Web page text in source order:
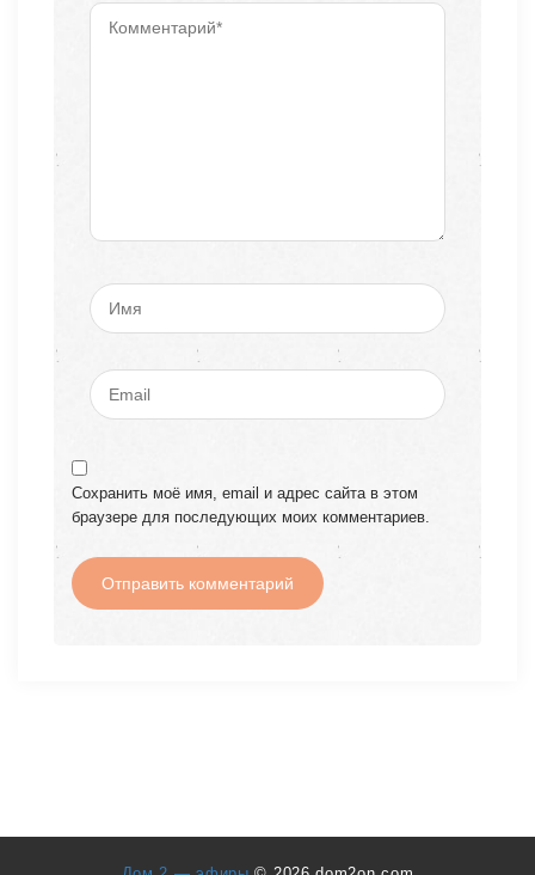
Сохранить моё имя, email и адрес сайта в этом
браузере для последующих моих комментариев.